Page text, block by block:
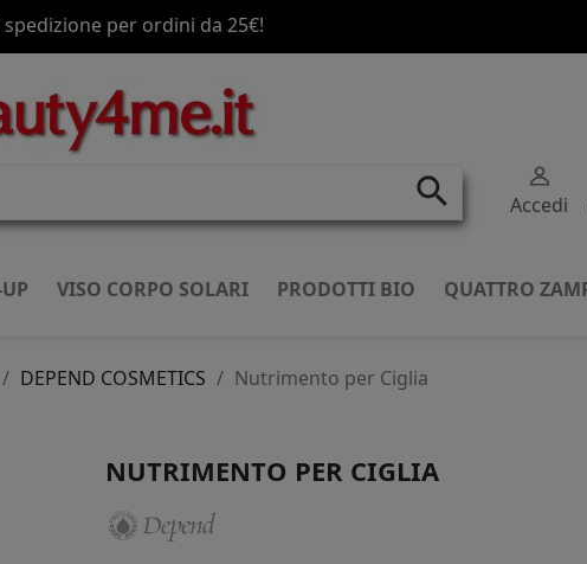
gratisa partire da 70€!
search Accedi
VISO CORPO SOLARI PRODOTTI BIO QUATTRO
DEPEND COSMETICS Nutrimento per Ciglia
NUTRIMENTO PER CIGLIA